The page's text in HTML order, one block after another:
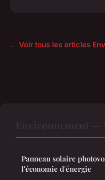
← Voir tous les articles
Panneau solaire
l'économie d'énergie